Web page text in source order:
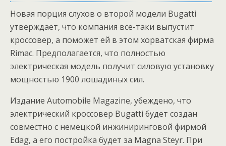
Новая порция слухов о второй модели Bugatti
утверждает, что компания все-таки выпустит
кроссовер, а поможет ей в этом хорватская фирма
Rimac. Предполагается, что полностью
электрическая модель получит силовую установку
мощностью 1900 лошадиных сил.
Издание Automobile Magazine, убеждено, что
электрический кроссовер Bugatti будет создан
совместно с немецкой инжиниринговой фирмой
Edag, а его постройка будет за Magna Steyr. При